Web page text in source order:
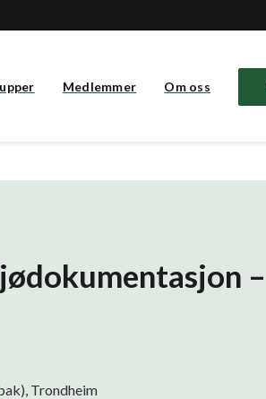
Medlemmer Om oss
–
Trondheim